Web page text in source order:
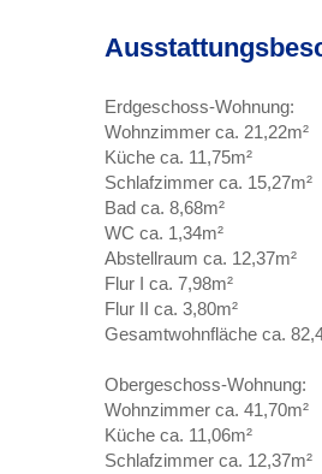
Erdgeschoss-Wohnung:
Wohnzimmer ca. 21,22m²
Küche ca. 11,75m²
Schlafzimmer ca. 15,27m²
Bad ca. 8,68m²
WC ca. 1,34m²
Abstellraum ca. 12,37m²
Flur I ca. 7,98m²
Flur II ca. 3,80m²
Gesamtwohnfläche ca.
Obergeschoss-Wohnung:
Wohnzimmer ca. 41,70m²
Küche ca. 11,06m²
Schlafzimmer ca. 12,37m²